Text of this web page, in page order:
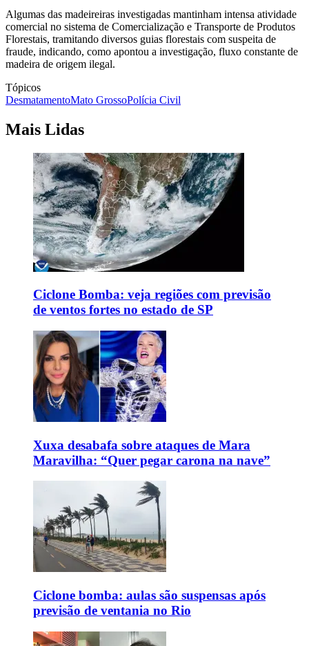
Algumas das madeireiras investigadas mantinham intensa atividade
comercial no sistema de Comercialização e Transporte de Produtos
Florestais, tramitando diversos guias florestais com suspeita de
fraude, indicando, como apontou a investigação, fluxo constante de
madeira de origem ilegal.
Tópicos
DesmatamentoMato GrossoPolícia Civil
Mais Lidas
Ciclone Bomba: veja regiões com previsão
de ventos fortes no estado de SP
Xuxa desabafa sobre ataques de Mara
Maravilha: “Quer pegar carona na nave”
Ciclone bomba: aulas são suspensas após
previsão de ventania no Rio